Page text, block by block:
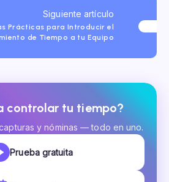
Siguiente artículo
Prácticas para Introducir el
de Tiempo a tu Equipo
controlar tu tiempo?
y nóminas — todo en uno.
Prueba gratuita